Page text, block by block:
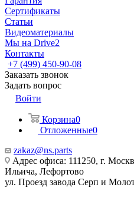
Сертификаты
Статьи
Видеоматериалы
Мы на Drive2
Контакты
+7 (499) 450-90-08
Заказать звонок
Задать вопрос
Войти
Корзина0
Отложенные0
zakaz@ns.parts
Адрес офиса: 111250, г.
Ильича, Лефортово
ул. Проезд завода Серп и